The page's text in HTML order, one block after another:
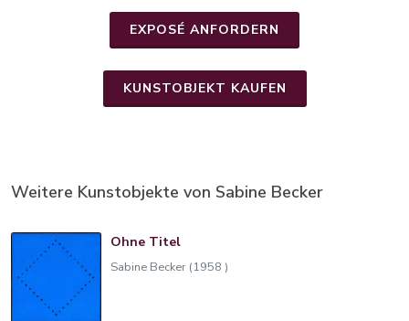
EXPOSÉ ANFORDERN
KUNSTOBJEKT KAUFEN
Weitere Kunstobjekte von Sabine Becker
Ohne Titel
Sabine Becker (1958 )